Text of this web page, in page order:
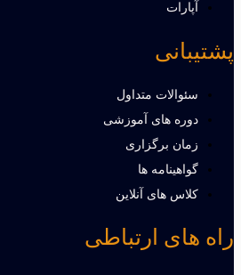
آپارات
پشتیبانی
سئوالات متداول
دوره های آموزشی
زمان برگزاری
گواهینامه ها
کلاس های آنلاین
راه های ارتباطی